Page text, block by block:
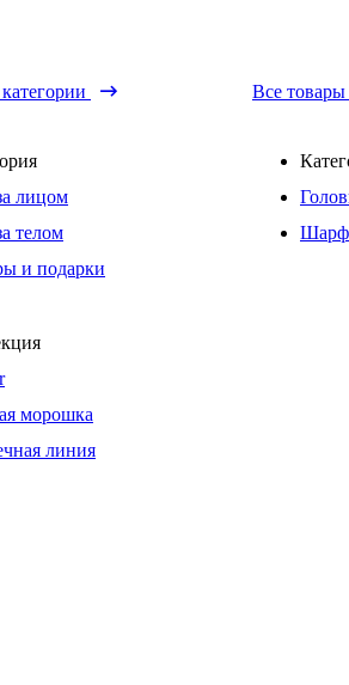
лицом
телом
и подарки
морошка
линия
Все